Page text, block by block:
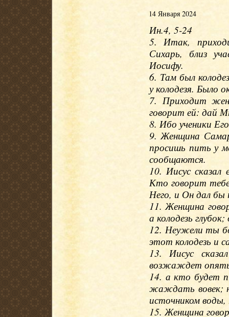
14 Января 2024
Ин.4, 5-24
5. Итак,
Сихарь, близ
Иосифу.
6. Там был
у колодезя. Было
7. Приходит
говорит ей: дай
8. Ибо ученики
9. Женщина
просишь пить у
сообщаются.
10. Иисус
Кто говорит
Него, и Он дал
11. Женщина
а колодезь
12. Неужели ты
этот колодезь и
13. Иисус
возжаждет
14. а кто будет
жаждать вовек;
источником
15. Женщина